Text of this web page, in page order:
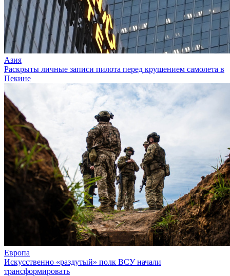
Азия
Раскрыты личные записи пилота перед крушением самолета в
Пекине
Европа
Искусственно «раздутый» полк ВСУ начали
трансформировать